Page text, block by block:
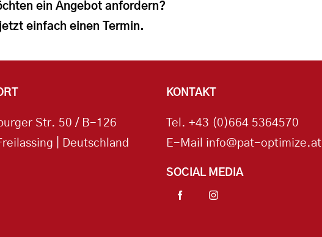
ein Angebot anfordern?
einfach einen Termin.
Str. 50 / B-126
| Deutschland
KONTAKT
Tel.+43 (0)664 5364570
E-Mail info@pat-optimize.at
SOCIAL MEDIA